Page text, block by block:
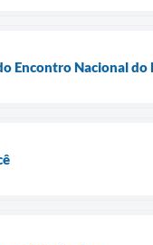
Encontro Nacional